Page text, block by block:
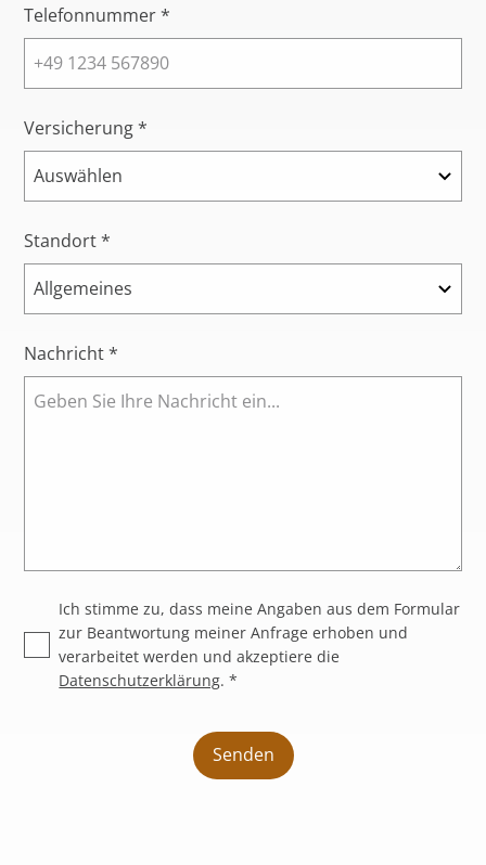
Telefonnummer *
Versicherung *
Standort *
Nachricht *
Ich stimme zu, dass meine Angaben aus dem Formular
zur Beantwortung meiner Anfrage erhoben und
verarbeitet werden und akzeptiere die
Datenschutzerklärung. *